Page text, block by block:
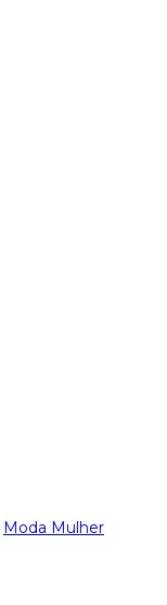
Moda Mulher